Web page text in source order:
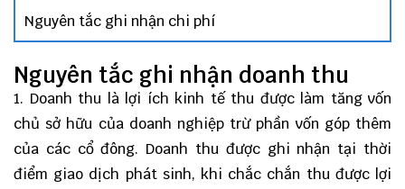
Nguyên tắc ghi nhận chi phí
Nguyên tắc ghi nhận doanh thu
1. Doanh thu là lợi ích kinh tế thu được làm tăng vốn
chủ sở hữu của doanh nghiệp trừ phần vốn góp thêm
của các cổ đông. Doanh thu được ghi nhận tại thời
điểm giao dịch phát sinh, khi chắc chắn thu được lợi